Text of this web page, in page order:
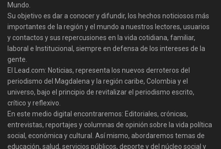
Mundo.
Su objetivo es dar a conocer y difundir, los hechos noticiosos más
importantes de la región y el mundo a nuestros lectores, usuarios
y contactos y sus repercusiones en la vida cotidiana, familiar,
laboral e Institucional, siempre en defensa de los intereses de la
gente.
El Lead.com: Noticias, representa los nuevos derroteros del
periodismo del Magdalena y la región caribe, Colombia y el
universo, bajo el principio de revitalizar el periodismo escrito,
crítico y reflexivo.
En este medio digital encontraremos: Editoriales, crónicas,
entrevistas, reportajes y columnas de opinión sobre la vida política
social, económica y cultural. Así mismo, abordaremos temas de
educación, salud, servicios públicos, deporte y del núcleo social y